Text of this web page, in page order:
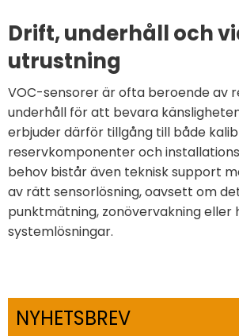
Drift, underhåll och
utrustning
VOC-sensorer är ofta beroende av
underhåll för att bevara
erbjuder därför tillgång till både
reservkomponenter och
behov bistår även teknisk support
av rätt sensorlösning, oavsett om
punktmätning, zonövervakning eller
systemlösningar.
NYHETSBREV